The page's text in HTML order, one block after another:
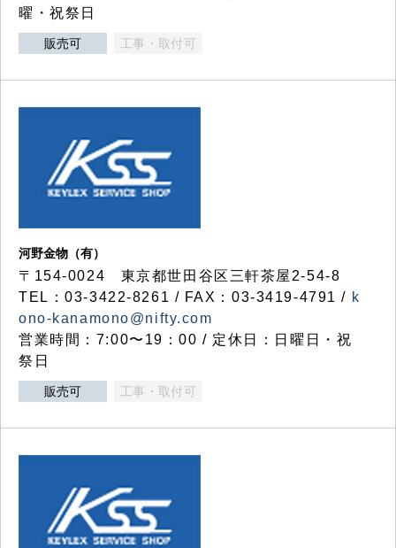
曜・祝祭日
販売可 工事・取付可
河野金物（有）
〒154-0024 東京都世田谷区三軒茶屋2-54-8
TEL：03-3422-8261 / FAX：03-3419-4791 / k
ono-kanamono@nifty.com
営業時間：7:00〜19：00 / 定休日：日曜日・祝
祭日
販売可 工事・取付可